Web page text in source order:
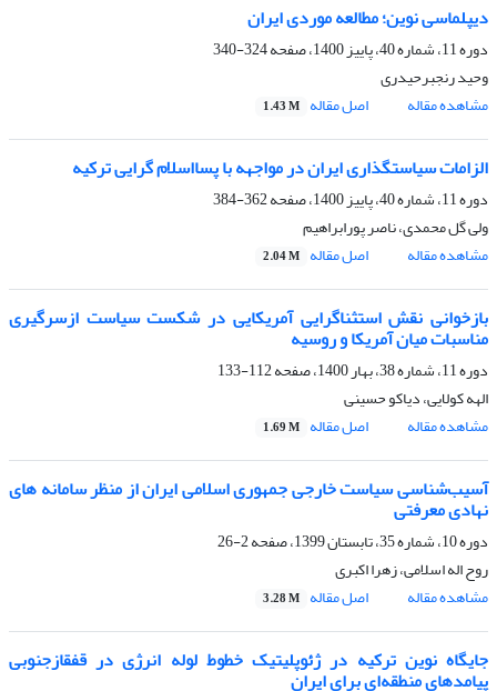
دیپلماسی نوین؛ مطالعه موردی ایران
دوره 11، شماره 40، پاییز 1400، صفحه
324-340
وحید رنجبرحیدری
مشاهده مقاله
اصل مقاله 1.43 M
الزامات سیاستگذاری ایران در مواجهه با پسااسلام گرایی ترکیه
دوره 11، شماره 40، پاییز 1400، صفحه
362-384
ولی گل محمدی، ناصر پورابراهیم
مشاهده مقاله
اصل مقاله 2.04 M
بازخوانی نقش استثناگرایی آمریکایی در شکست سیاست ازسرگیری
مناسبات میان آمریکا و روسیه
دوره 11، شماره 38، بهار 1400، صفحه
112-133
الهه کولایی، دیاکو حسینی
مشاهده مقاله
اصل مقاله 1.69 M
آسیب‌شناسی سیاست خارجی جمهوری اسلامی ایران از منظر سامانه های
نهادی معرفتی
دوره 10، شماره 35، تابستان 1399، صفحه
2-26
روح اله اسلامی، زهرا اکبری
مشاهده مقاله
اصل مقاله 3.28 M
جایگاه نوین ترکیه در ژئوپلیتیک خطوط لوله انرژی در قفقازجنوبی
پیامدهای منطقه‌‌ای برای ایران